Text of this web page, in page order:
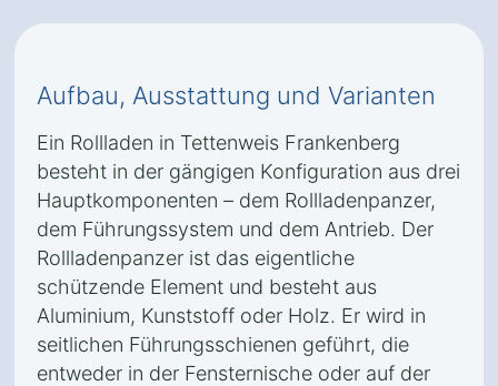
Aufbau, Ausstattung und Varianten
Ein Rollladen in Tettenweis Frankenberg
besteht in der gängigen Konfiguration aus drei
Hauptkomponenten – dem Rollladenpanzer,
dem Führungssystem und dem Antrieb. Der
Rollladenpanzer ist das eigentliche
schützende Element und besteht aus
Aluminium, Kunststoff oder Holz. Er wird in
seitlichen Führungsschienen geführt, die
entweder in der Fensternische oder auf der